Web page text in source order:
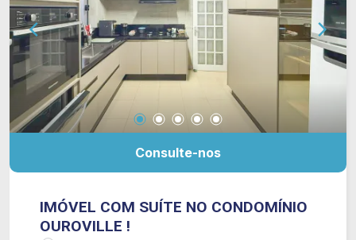
Consulte-nos
IMÓVEL COM SUÍTE NO CONDOMÍNIO
OUROVILLE !